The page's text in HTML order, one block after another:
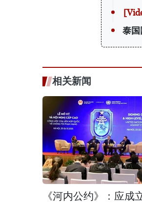
泰国
相关新闻
《河内公约》：应成